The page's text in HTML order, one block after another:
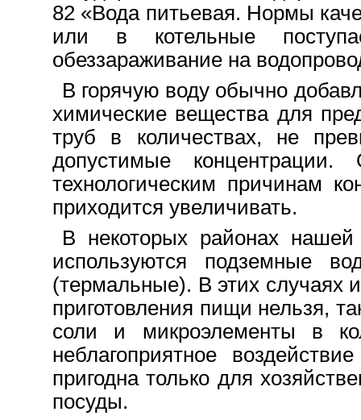
82 «Вода питьевая. Нормы
или в котельные
обеззараживание на
В горячую воду обычно
химические вещества для
труб в количествах, не
допустимые
технологическим причинам
приходится увеличивать.
В некоторых районах нашей
используются подземные
(термальные). В этих случаях
приготовления пищи нельзя,
соли и микроэлементы в
неблагоприятное
пригодна только для
посуды.